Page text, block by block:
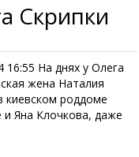
Скрипки
16:55 На днях у Олега
жена Наталия
киевском роддоме
Яна Клочкова, даже